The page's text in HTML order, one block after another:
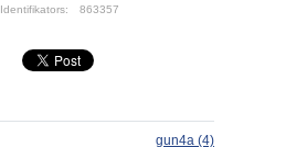
Identifikators: 863357
gun4a (4)